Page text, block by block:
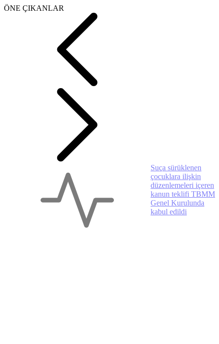
ÖNE ÇIKANLAR
Suça sürüklenen
çocuklara ilişkin
düzenlemeleri içeren
kanun teklifi TBMM
Genel Kurulunda
kabul edildi